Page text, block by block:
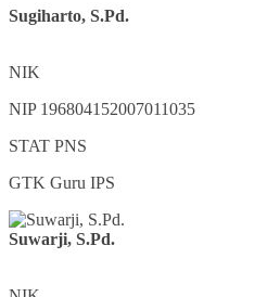
Sugiharto, S.Pd.
NIK
NIP 196804152007011035
STAT PNS
GTK Guru IPS
Suwarji, S.Pd.